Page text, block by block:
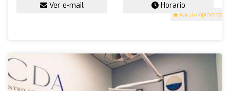
4.6 (67 opiniones)
Ver e-mail Horario